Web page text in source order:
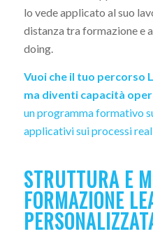
lo vede applicato al suo
distanza tra formazione e
doing.
Vuoi che il tuo percorso
ma diventi capacità
un programma formativo
applicativi sui processi
STRUTTURA E
FORMAZIONE